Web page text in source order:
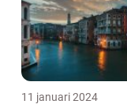
11 januari 2024